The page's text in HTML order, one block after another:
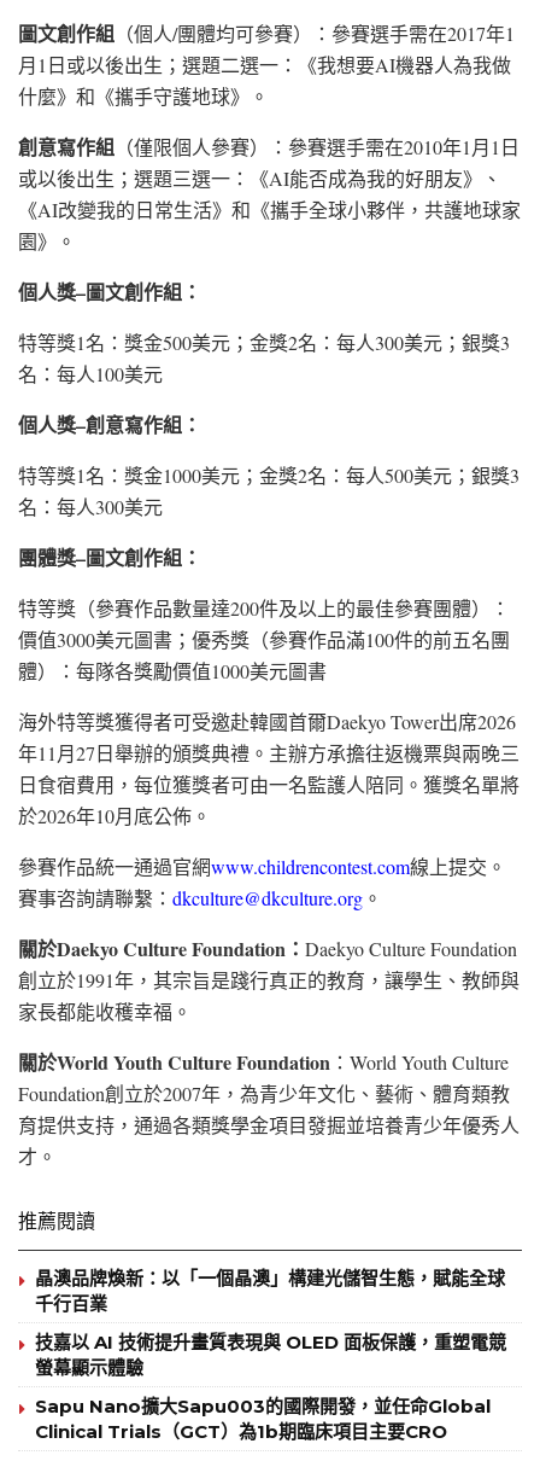
圖文創作組 （個人/團體均可參賽）：參賽選手需在2017年1
月1日或以後出生；選題二選一：《我想要AI機器人為我做
什麼》和《攜手守護地球》。
創意寫作組 （僅限個人參賽）：參賽選手需在2010年1月1日
或以後出生；選題三選一：《AI能否成為我的好朋友》、
《AI改變我的日常生活》和《攜手全球小夥伴，共護地球家
園》。
個人獎–圖文創作組：
特等獎1名：獎金500美元；金獎2名：每人300美元；銀獎3
名：每人100美元
個人獎–創意寫作組：
特等獎1名：獎金1000美元；金獎2名：每人500美元；銀獎3
名：每人300美元
團體獎–圖文創作組：
特等獎（參賽作品數量達200件及以上的最佳參賽團體）：
價值3000美元圖書；優秀獎（參賽作品滿100件的前五名團
體）：每隊各獎勵價值1000美元圖書
海外特等獎獲得者可受邀赴韓國首爾Daekyo Tower出席2026
年11月27日舉辦的頒獎典禮。主辦方承擔往返機票與兩晚三
日食宿費用，每位獲獎者可由一名監護人陪同。獲獎名單將
於2026年10月底公佈。
參賽作品統一通過官網www.childrencontest.com線上提交。
賽事咨詢請聯繫： dkculture@dkculture.org 。
關於Daekyo Culture Foundation： Daekyo Culture Foundation
創立於1991年，其宗旨是踐行真正的教育，讓學生、教師與
家長都能收穫幸福。
關於World Youth Culture Foundation ：World Youth Culture
Foundation創立於2007年，為青少年文化、藝術、體育類教
育提供支持，通過各類獎學金項目發掘並培養青少年優秀人
才。
推薦閱讀
晶澳品牌煥新：以「一個晶澳」構建光儲智生態，賦能全球
千行百業
技嘉以 AI 技術提升畫質表現與 OLED 面板保護，重塑電競
螢幕顯示體驗
Sapu Nano擴大Sapu003的國際開發，並任命Global
Clinical Trials（GCT）為1b期臨床項目主要CRO